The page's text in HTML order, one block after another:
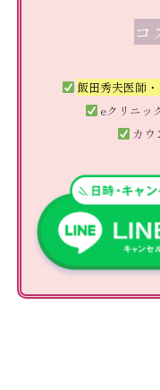
飯田秀夫医師
eクリニッ
カウ